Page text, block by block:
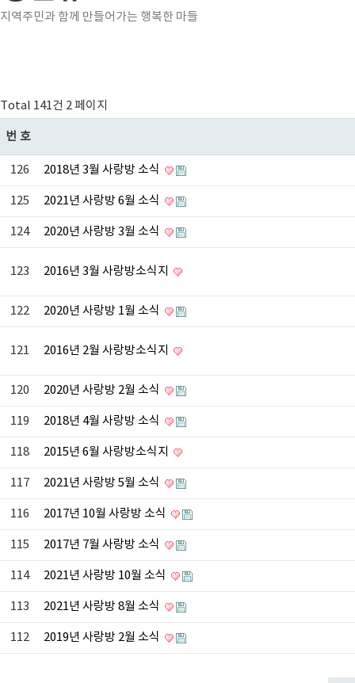
지역주민과 함께 만들어가는 행복한 마들
Total 141건 2 페이지
번호
126 2018년 3월 사랑방 소식
125 2021년 사랑방 6월 소식
124 2020년 사랑방 3월 소식
123 2016년 3월 사랑방소식지
122 2020년 사랑방 1월 소식
121 2016년 2월 사랑방소식지
120 2020년 사랑방 2월 소식
119 2018년 4월 사랑방 소식
118 2015년 6월 사랑방소식지
117 2021년 사랑방 5월 소식
116 2017년 10월 사랑방 소식
115 2017년 7월 사랑방 소식
114 2021년 사랑방 10월 소식
113 2021년 사랑방 8월 소식
112 2019년 사랑방 2월 소식